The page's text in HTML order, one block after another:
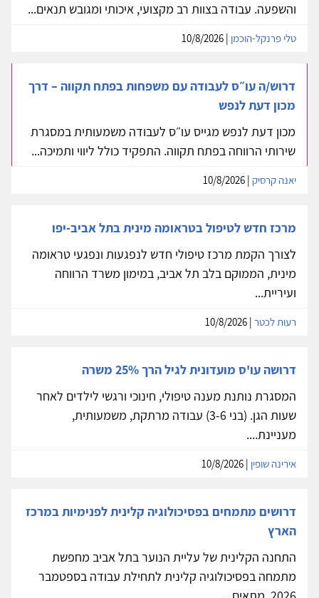
והשפעה. עבודה בצוות רב מקצועי, איכותי ומגובש תנאים...
טלי פרנקל-הוכמן
דרוש/ה עו״ס לעבודה עם משפחות בפתח תקווה – דרך
מכון דעת לנפש
מכון דעת לנפש מגייס עו״ס לעבודה משמעותית במסגרת
שירותי הרווחה בפתח תקווה. התפקיד כולל ליווי ותמיכה...
יאנה קרסיק
מרכז חדש לטיפול בטראומה מינית בתל אביב-יפו
לצורך הקמת מרכז טיפולי חדש לנפגעות ונפגעי טראומה
מינית, הממוקם בלב תל אביב, במימון משרד הרווחה
ועיריית...
רעות לכטר
דרושה עו'ס מועדונית לגיל הרך 25% משרה
המסגרת נותנת מענה טיפולי, חינוכי ורגשי לילדים לאחר
שעות הגן. (בני 3-6) עבודה מרתקת, משמעותית,
מעניינת....
אירינה שופין
דרושים מתמחים בפסיכולוגיה קלינית לפנימיות במרכז
הארץ
התחנה הקלינית של עליית הנוער בתל אביב מחפשת
מתמחה בפסיכולוגיה קלינית לתחילת עבודה בספטמבר